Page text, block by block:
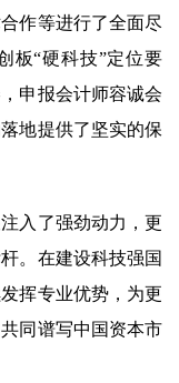
作等进行了全面尽
板“硬科技”定位要
申报会计师容诚会
地提供了坚实的保
入了强劲动力，更
。在建设科技强国
挥专业优势，为更
同谱写中国资本市